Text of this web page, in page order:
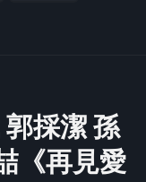
採潔 孫
《再見愛